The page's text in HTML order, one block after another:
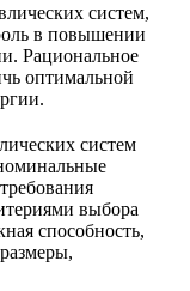
систем,
в повышении
Рациональное
оптимальной
систем
выбора
способность,